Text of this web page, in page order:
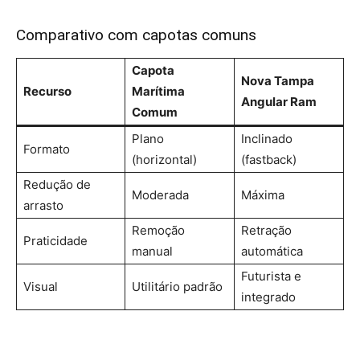
Comparativo com capotas comuns
Recurso
Capota
Marítima
Comum
Nova Tampa
Angular Ram
Formato
Plano
(horizontal)
Inclinado
(fastback)
Redução de
arrasto
Moderada Máxima
Praticidade
Remoção
manual
Retração
automática
Visual Utilitário padrão
Futurista e
integrado